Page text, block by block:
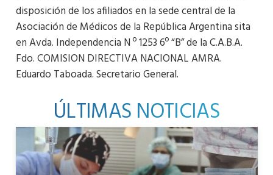
disposición de los afiliados en la sede central de la
Asociación de Médicos de la República Argentina sita
en Avda. Independencia N º 1253 6º “B” de la C.A.B.A.
Fdo. COMISION DIRECTIVA NACIONAL AMRA.
Eduardo Taboada. Secretario General.
ÚLTIMAS NOTICIAS